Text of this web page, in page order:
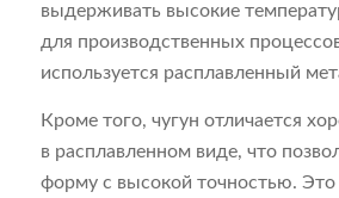
выдерживать высокие
для производственных
используется расплавленный
Кроме того, чугун отличается
в расплавленном виде, что
форму с высокой точностью.